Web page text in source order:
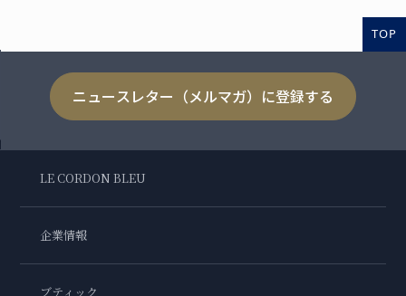
TOP
ニュースレター（メルマガ）に登録する
LE CORDON BLEU
企業情報
ブティック